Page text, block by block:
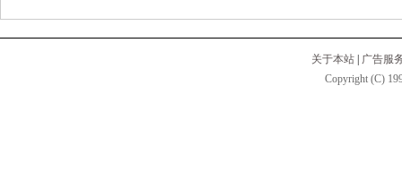
关于本站
广告服
Copyright (C)